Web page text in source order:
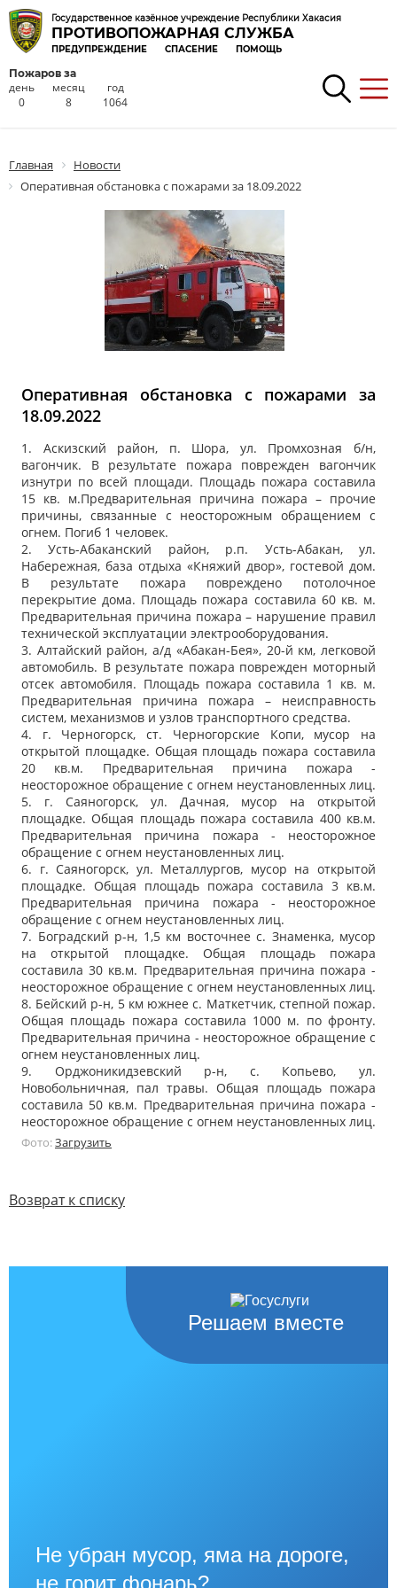
Государственное казённое учреждение Республики Хакасия
ПРОТИВОПОЖАРНАЯ СЛУЖБА
ПРЕДУПРЕЖДЕНИЕ СПАСЕНИЕ ПОМОЩЬ
Пожаров за
день
0
месяц
8
год
1064
Главная
Новости
Оперативная обстановка с пожарами за 18.09.2022
Оперативная обстановка с пожарами за
18.09.2022
1. Аскизский район, п. Шора, ул. Промхозная б/н,
вагончик. В результате пожара поврежден вагончик
изнутри по всей площади. Площадь пожара составила
15 кв. м.Предварительная причина пожара – прочие
причины, связанные с неосторожным обращением с
огнем. Погиб 1 человек.
2. Усть-Абаканский район, р.п. Усть-Абакан, ул.
Набережная, база отдыха «Княжий двор», гостевой дом.
В результате пожара повреждено потолочное
перекрытие дома. Площадь пожара составила 60 кв. м.
Предварительная причина пожара – нарушение правил
технической эксплуатации электрооборудования.
3. Алтайский район, а/д «Абакан-Бея», 20-й км, легковой
автомобиль. В результате пожара поврежден моторный
отсек автомобиля. Площадь пожара составила 1 кв. м.
Предварительная причина пожара – неисправность
систем, механизмов и узлов транспортного средства.
4. г. Черногорск, ст. Черногорские Копи, мусор на
открытой площадке. Общая площадь пожара составила
20 кв.м. Предварительная причина пожара -
неосторожное обращение с огнем неустановленных лиц.
5. г. Саяногорск, ул. Дачная, мусор на открытой
площадке. Общая площадь пожара составила 400 кв.м.
Предварительная причина пожара - неосторожное
обращение с огнем неустановленных лиц.
6. г. Саяногорск, ул. Металлургов, мусор на открытой
площадке. Общая площадь пожара составила 3 кв.м.
Предварительная причина пожара - неосторожное
обращение с огнем неустановленных лиц.
7. Боградский р-н, 1,5 км восточнее с. Знаменка, мусор
на открытой площадке. Общая площадь пожара
составила 30 кв.м. Предварительная причина пожара -
неосторожное обращение с огнем неустановленных лиц.
8. Бейский р-н, 5 км южнее с. Маткетчик, степной пожар.
Общая площадь пожара составила 1000 м. по фронту.
Предварительная причина - неосторожное обращение с
огнем неустановленных лиц.
9. Орджоникидзевский р-н, с. Копьево, ул.
Новобольничная, пал травы. Общая площадь пожара
составила 50 кв.м. Предварительная причина пожара -
неосторожное обращение с огнем неустановленных лиц.
Фото:Загрузить
Возврат к списку
Решаем вместе
Не убран мусор, яма на дороге,